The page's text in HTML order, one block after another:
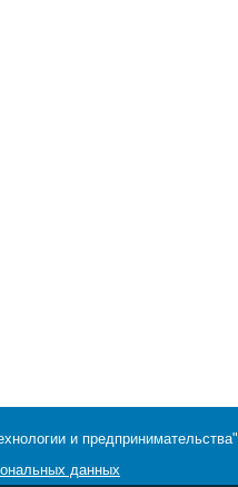
и предпринимательства"
данных